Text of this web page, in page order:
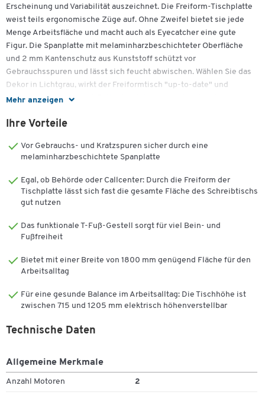
Mehr anzeigen
Erscheinung und Variabilität auszeichnet. Die Freiform-Tischplatte
weist teils ergonomische Züge auf. Ohne Zweifel bietet sie jede
Menge Arbeitsfläche und macht auch als Eyecatcher eine gute
Figur. Die Spanplatte mit melaminharzbeschichteter Oberfläche
und 2 mm Kantenschutz aus Kunststoff schützt vor
Gebrauchsspuren und lässt sich feucht abwischen. Wählen Sie das
Dekor in Lichtgrau, wirkt der Freiformtisch "up-to-date" und
dennoch zurückhaltend. Er lässt sich harmonisch mit anderen
Tischplatte von einem robusten T-Fuß-Gestell aus
Erscheinungsbild taktvoll abrundet und. Mit einstellbaren
Bodenausgleichsschrauben steht es sicher ohne Kippeln und
Wackeln. Über einen 1-stufigen Auszug kann das Gestell elektrisch
in der Höhe ausgefahren werden. Der höhenverstellbare Bereich
bewegt sich zwischen 715 und 1205 mm. Ausgedehnte Arbeitstage
aufstehen können, um eine Weile im Stehen zu arbeiten. Das
entspannt die Rücken-, Nacken- sowie Schulterpartie und schafft
Querstange direkt unter der Tischplatte befindet, genießen Sie
einer seitlichen Designkappe, die Sie bspw. mit Visitenkarten
befüllen können.
Tischplatte:
Melaminharzbeschichtete Spanplatte
Kantenschutz: 2 mm Kunststoffumleimer
Ihre Vorteile
Vor Gebrauchs- und Kratzspuren sicher durch eine
melaminharzbeschichtete Spanplatte
Egal, ob Behörde oder Callcenter: Durch die Freiform der
Tischplatte lässt sich fast die gesamte Fläche des Schreibtischs
gut nutzen
Das funktionale T-Fuß-Gestell sorgt für viel Bein- und
Fußfreiheit
Bietet mit einer Breite von 1800 mm genügend Fläche für den
Arbeitsalltag
Für eine gesunde Balance im Arbeitsalltag: Die Tischhöhe ist
zwischen 715 und 1205 mm elektrisch höhenverstellbar
Technische Daten
Allgemeine Merkmale
Anzahl Motoren 2